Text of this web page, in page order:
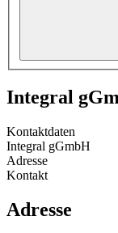
Integral
Kontaktdaten
Integral gGmbH
Adresse
Kontakt
Adresse